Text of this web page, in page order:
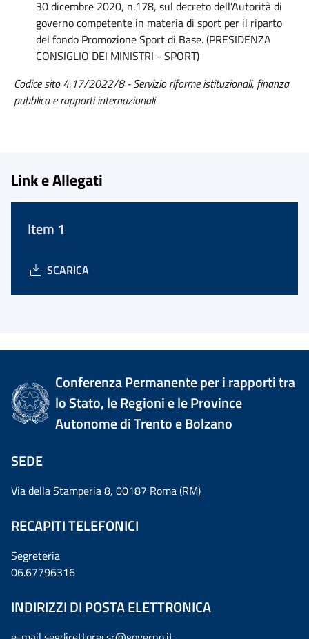
30 dicembre 2020, n.178, sul decreto dell’Autorità di
governo competente in materia di sport per il riparto
del fondo Promozione Sport di Base. (PRESIDENZA
CONSIGLIO DEI MINISTRI - SPORT)
Codice sito 4.17/2022/8 - Servizio riforme istituzionali, finanza
pubblica e rapporti internazionali
Link e Allegati
Item 1
SCARICA
Conferenza Permanente per i rapporti tra
lo Stato, le Regioni e le Province
Autonome di Trento e Bolzano
SEDE
Via della Stamperia 8, 00187 Roma (RM)
RECAPITI TELEFONICI
Segreteria
06.67796316
INDIRIZZI DI POSTA ELETTRONICA